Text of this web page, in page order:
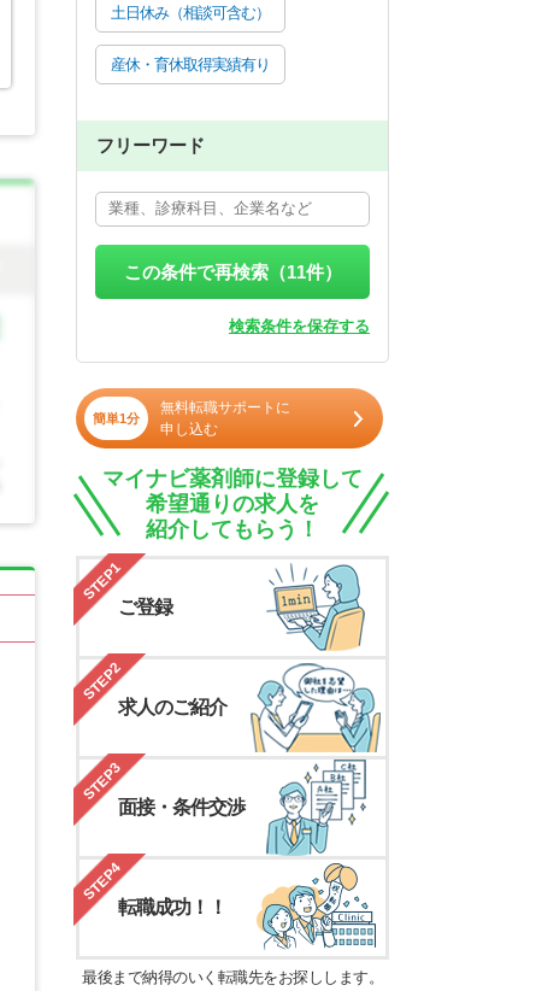
土日休み（相談可含む）
産休・育休取得実績有り
フリーワード
この条件で再検索（11件）
検索条件を保存する
簡単1分
無料転職サポートに
申し込む
マイナビ薬剤師に登録して
希望通りの求人を
紹介してもらう！
STEP1
ご登録
STEP2
求人のご紹介
STEP3
面接・条件交渉
STEP4
転職成功！！
最後まで納得のいく転職先をお探しします。